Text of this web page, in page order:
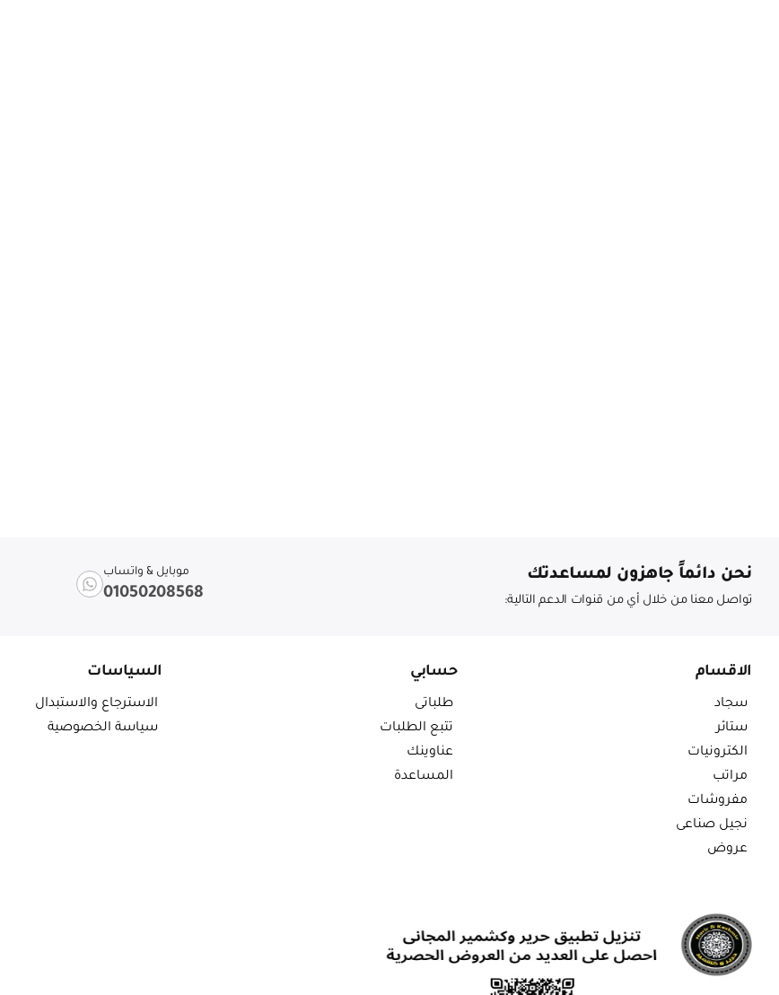
نحن دائماً جاهزون لمساعدتك
تواصل معنا من خلال أي من قنوات الدعم التالية:
موبايل & واتساب
01050208568
الاقسام
سجاد
ستائر
الكترونيات
مراتب
مفروشات
نجيل صناعى
عروض
حسابي
طلباتى
تتبع الطلبات
عناوينك
المساعدة
السياسات
الاسترجاع والاستبدال
سياسة الخصوصية